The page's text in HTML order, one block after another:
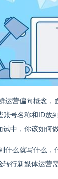
运营偏向概念
账号名称和ID放
中，你该如何
什么就写什么
行新媒体运营